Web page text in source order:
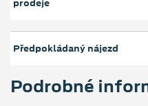
prodeje
Předpokládaný nájezd
Podrobné